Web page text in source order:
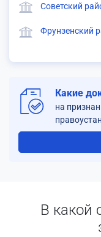
Советский
Фрунзенский
Какие
на
В какой